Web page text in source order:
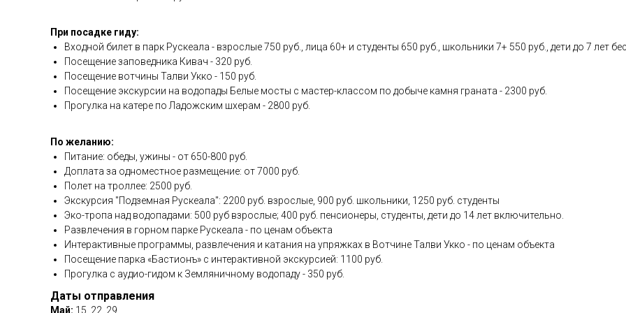
При посадке гиду:
Входной билет в парк Рускеала - взрослые 750 руб., лица 60+ и студенты 650 руб., школьники 7+ 550 руб., дети до 7 лет
Посещение заповедника Кивач - 320 руб.
Посещение вотчины Талви Укко - 150 руб.
Посещение экскурсии на водопады Белые мосты с мастер-классом по добыче камня граната - 2300 руб.
Прогулка на катере по Ладожским шхерам - 2800 руб.
По желанию:
Питание: обеды, ужины - от 650-800 руб.
Доплата за одноместное размещение: от 7000 руб.
Полет на троллее: 2500 руб.
Экскурсия "Подземная Рускеала": 2200 руб. взрослые, 900 руб. школьники, 1250 руб. студенты
Эко-тропа над водопадами: 500 руб взрослые; 400 руб. пенсионеры, студенты, дети до 14 лет включительно.
Развлечения в горном парке Рускеала - по ценам объекта
Интерактивные программы, развлечения и катания на упряжках в Вотчине Талви Укко - по ценам объекта
Посещение парка «Бастионъ» с интерактивной экскурсией: 1100 руб.
Прогулка с аудио-гидом к Земляничному водопаду - 350 руб.
Даты отправления
Май: 15, 22, 29